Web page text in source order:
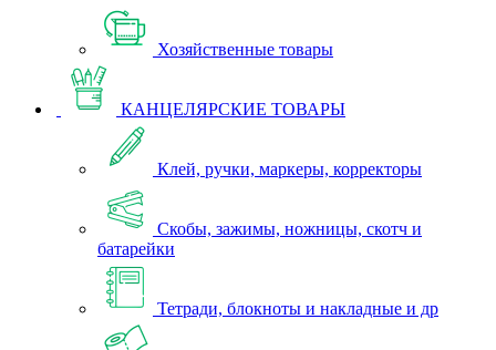
Хозяйственные товары
КАНЦЕЛЯРСКИЕ ТОВАРЫ
Клей, ручки, маркеры, корректоры
Скобы, зажимы, ножницы, скотч и
батарейки
Тетради, блокноты и накладные и др